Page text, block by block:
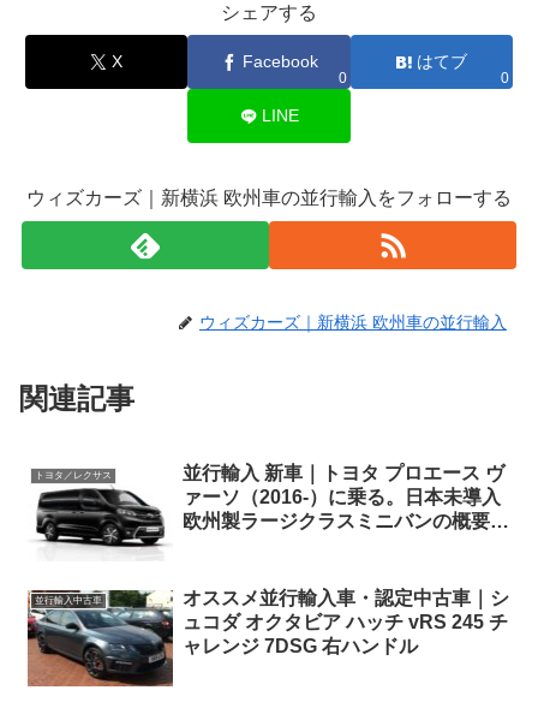
シェアする
X Facebook
0
はてブ
0
LINE
ウィズカーズ｜新横浜 欧州車の並行輸入をフォローする
ウィズカーズ｜新横浜 欧州車の並行輸入
関連記事
トヨタ／レクサス
並行輸入 新車｜トヨタ プロエース ヴ
ァーソ（2016-）に乗る。日本未導入
欧州製ラージクラスミニバンの概要・
並行輸入中古車
オススメ並行輸入車・認定中古車｜シ
ュコダ オクタビア ハッチ vRS 245 チ
ャレンジ 7DSG 右ハンドル